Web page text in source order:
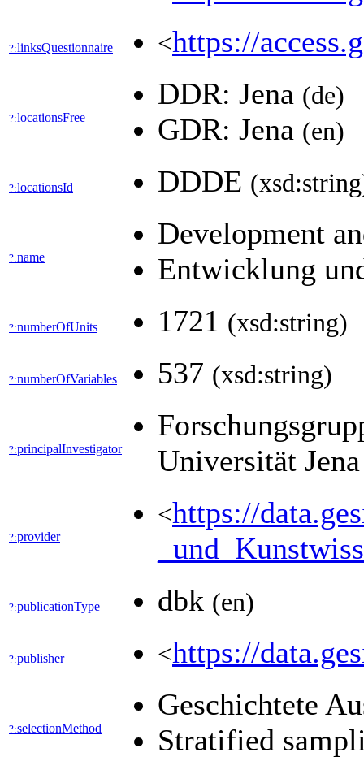
?:linksQuestionnaire <https://
?:locationsFree
DDR: Jena (de)
GDR: Jena (en)
?:locationsId DDDE
?:name
Development
Entwicklung
?:numberOfUnits 1721 (xsd:string)
?:numberOfVariables 537 (xsd:string)
?:principalInvestigator
Universität
?:provider
<https://
?:publicationType dbk (en)
?:publisher <https://
?:selectionMethod
Geschichtete
Stratified